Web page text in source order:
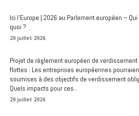
Ici l’Europe | 2026 au Parlement européen –
quoi ?
20 juillet 2026
Projet de règlement européen de verdissement
flottes : Les entreprises européennes
soumises à des objectifs de verdissement
Quels impacts pour ces...
20 juillet 2026